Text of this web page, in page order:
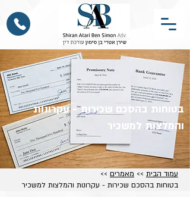
בטוחות בהסכם שכירות - עקרונות
והמלצות למשכיר
עמוד הבית >> מאמרים >>
בטוחות בהסכם שכירות - עקרונות והמלצות למשכיר